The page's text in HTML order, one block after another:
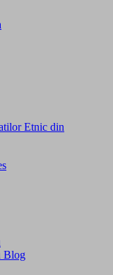
Etnic din
Blog